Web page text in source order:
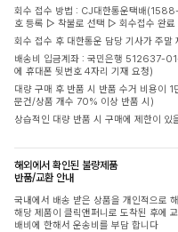
회수 접수 방법 : CJ대한통운택배
호 등록 ▷ 착불로 선택 ▷ 회수접수 완료
회수 접수 후 대한통운 담당 기사가 주말
배송비 입금계좌 : 국민은행 512637-
에 휴대폰 뒷번호 4자리 기재 요청)
대량 구매 후 반품 시 반품 수거 비용이
문건/상품 개수 70% 이상 반품 시)
상습적인 대량 반품 시 구매에 제한이 있
해외에서 확인된 불량제품
반품/교환 안내
국내에서 배송 받은 상품을 개인적으로
해당 제품이 클릭앤퍼니로 도착된 후에
배비에 한해서 운송비를 부담 합니다